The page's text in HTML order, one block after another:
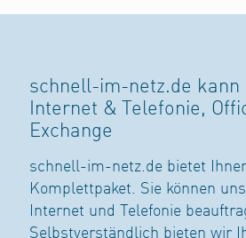
schnell-im-netz.de kann
Internet & Telefonie,
Exchange
schnell-im-netz.de bietet
Komplettpaket. Sie können
Internet und Telefonie
Selbstverständlich bieten wir